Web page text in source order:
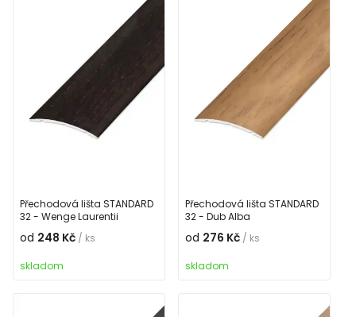
Přechodová lišta STANDARD
32 - Wenge Laurentii
od 248 Kč / ks
skladom
Přechodová lišta STANDARD
32 - Dub Alba
od 276 Kč / ks
skladom